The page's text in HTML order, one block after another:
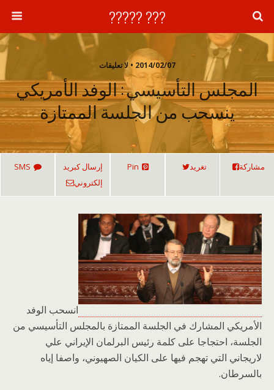
??? ?????
2014/02/07 • لا تعليقات
المجلس التأسيسي : الوفد الأمريكي
ينسحب من الجلسة الممتازة
مشاركة تغريد Pin
إرسال كبريد
إلكتروني
SMS
انسحب الوفد
الأمريكي المشارك في الجلسة الممتازة بالمجلس التأسيسي من
الجلسة، احتجاجا على كلمة رئيس البرلمان الإيراني علي
لاريجاني التي تهجم فيها على الكيان الصهيوني، واصفا إياه
بالسرطان.